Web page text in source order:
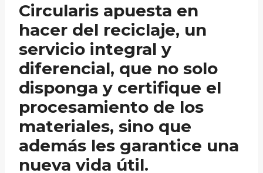
Circularis apuesta en
hacer del reciclaje, un
servicio integral y
diferencial, que no solo
disponga y certifique el
procesamiento de los
materiales, sino que
además les garantice una
nueva vida útil.